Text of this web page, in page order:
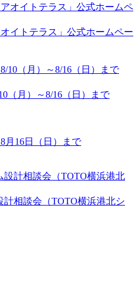
イトテラス」公式ホームペー
（月）～8/16（日）まで
月16日（日）まで
計相談会（TOTO横浜港北シ